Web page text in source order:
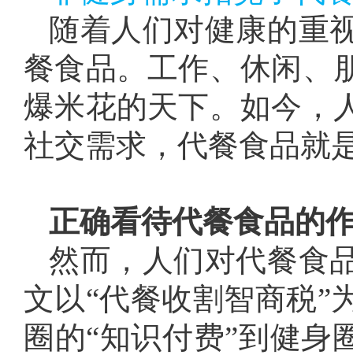
随着人们对健康的重
餐食品。工作、休闲、
爆米花的天下。如今，
社交需求，代餐食品就
正确看待代餐食品的
然而，人们对代餐食
文以“代餐收割智商税”
圈的“知识付费”到健身